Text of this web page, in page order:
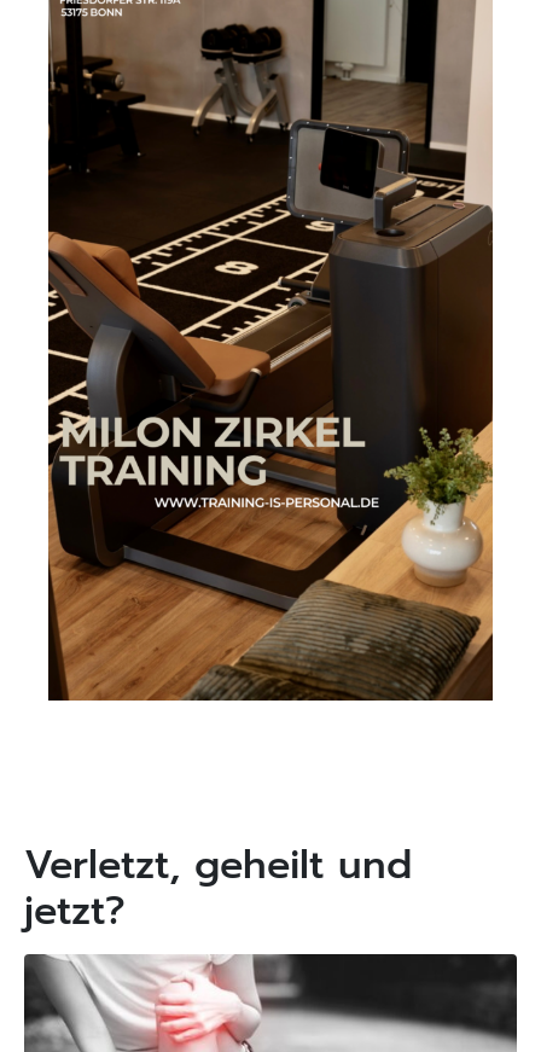
Verletzt, geheilt und
jetzt?